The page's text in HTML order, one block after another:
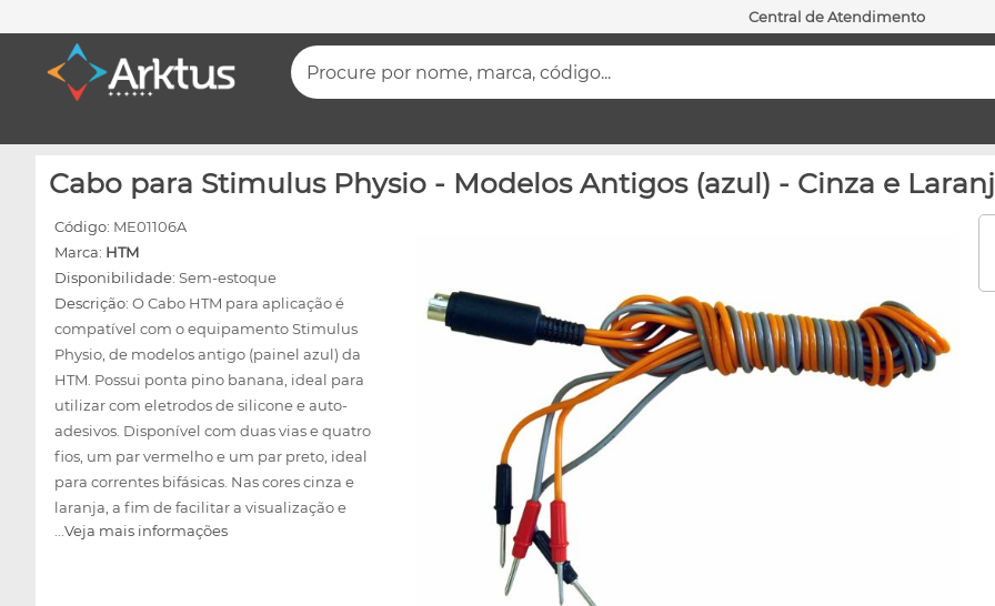
Central de Atendimento
Procure por nome, marca, código...
Cabo para Stimulus Physio - Modelos Antigos (azul) - Cinza e
Código: ME01106A
Marca: HTM
Disponibilidade: Sem-estoque
Descrição: O Cabo HTM para aplicação é
compatível com o equipamento Stimulus
Physio, de modelos antigo (painel azul) da
HTM. Possui ponta pino banana, ideal para
utilizar com eletrodos de silicone e auto-
adesivos. Disponível com duas vias e quatro
fios, um par vermelho e um par preto, ideal
para correntes bifásicas. Nas cores cinza e
laranja, a fim de facilitar a visualização e
identificação no momento da aplicação,
...Veja mais informações